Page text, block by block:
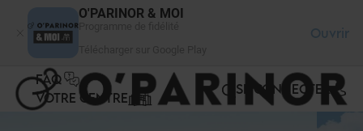
O'PARINOR & MOI
Ouvrir
FAQ
VOTRE CENTRE
SE CONNECTER
Panneau de gestion des cookies